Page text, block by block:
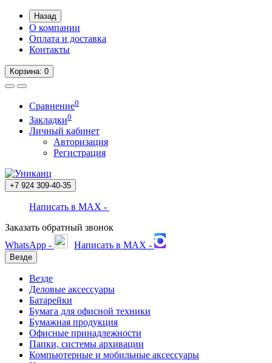
Назад
О компании
Оплата и доставка
Контакты
Корзина: 0
Сравнение0
Закладки0
Личный кабинет
Авторизация
Регистрация
+7 924 309-40-35
Написать в MAX -
Заказать обратный звонок
WhatsApp -
Написать в MAX -
Везде
Везде
Деловые аксессуары
Батарейки
Бумага для офисной техники
Бумажная продукция
Офисные принадлежности
Папки, системы архивации
Компьютерные и мобильные аксессуары